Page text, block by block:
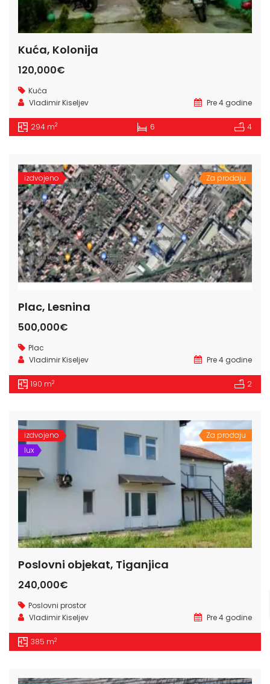
Kuća, Kolonija
120,000€
Kuća
Vladimir Kiseljev
Pre 4 godine
294 m2 6 4
izdvojeno Za prodaju
Plac, Lesnina
500,000€
Plac
Vladimir Kiseljev
Pre 4 godine
190 m2 2
izdvojeno
lux
Za prodaju
Poslovni objekat, Tiganjica
240,000€
Poslovni prostor
Vladimir Kiseljev
Pre 4 godine
385 m2